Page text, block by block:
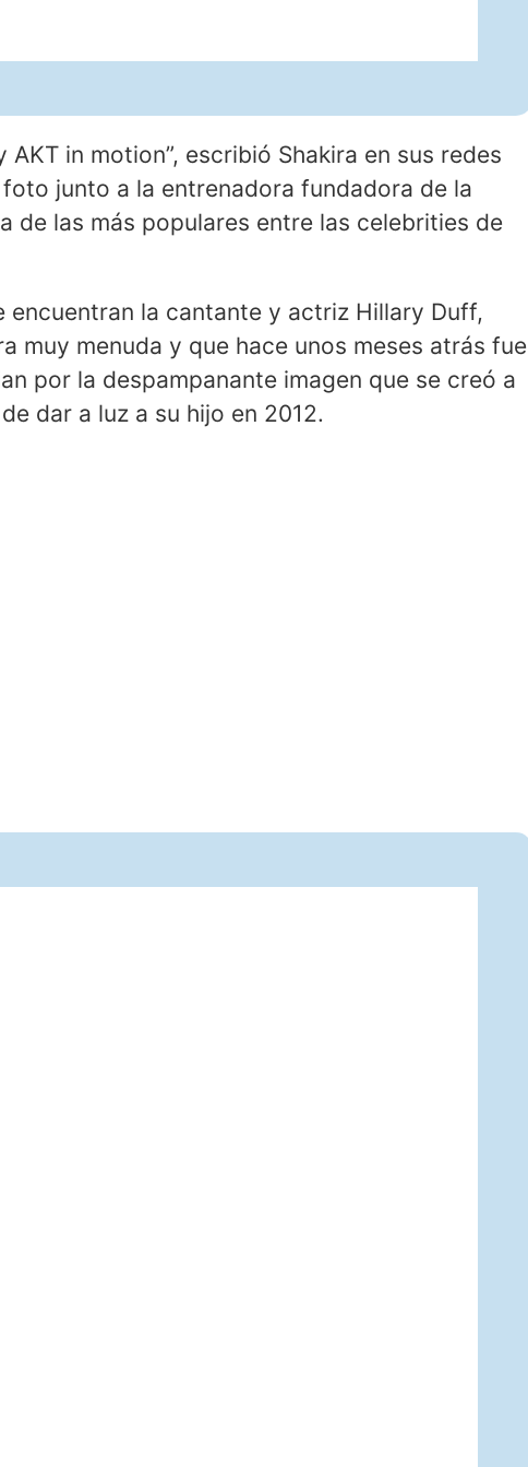
AKT in motion”, escribió Shakira en sus redes
junto a la entrenadora fundadora de la
de las más populares entre las celebrities de
encuentran la cantante y actriz Hillary Duff,
muy menuda y que hace unos meses atrás fue
por la despampanante imagen que se creó a
dar a luz a su hijo en 2012.